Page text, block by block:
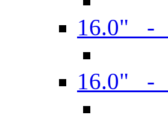
16.0" -
16.0" -